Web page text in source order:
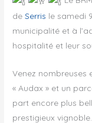
deSerris le samedi
municipalité et à
hospitalité et leur
Venez nombreuses
« Audax » et un
part encore plus
prestigieux vignoble.